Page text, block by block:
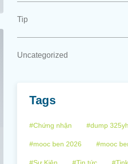
Tip
Uncategorized
Tags
#Chứng nhận #dump
#mooc ben 2026 #mooc